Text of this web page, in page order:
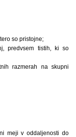
so pristojne;
predvsem tistih, ki so
razmerah na skupni
meji v oddaljenosti do